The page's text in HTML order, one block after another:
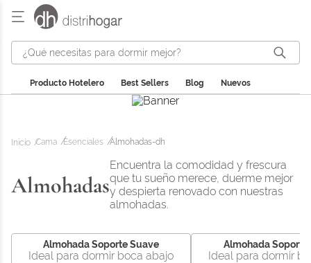
¿Qué necesitas para dormir mejor?
Producto Hotelero Best Sellers Blog Nuevos
Cama Esenciales Almohadas-dh
Almohadas
Encuentra la comodidad y frescura
que tu sueño merece, duerme mejor
y despierta renovado con nuestras
almohadas.
Almohada Soporte Suave
Ideal para dormir boca abajo
Almohada Soporte
Ideal para dormir